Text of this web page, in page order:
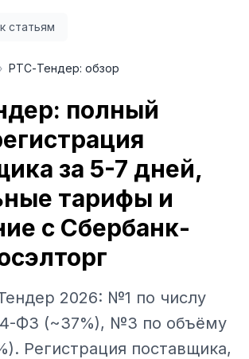
статьям
› РТС-Тендер: обзор
полный
за 5-7 дней,
тарифы и
с Сбербанк-
2026: №1 по числу
ФЗ (~37%), №3 по объёму
Регистрация поставщика,